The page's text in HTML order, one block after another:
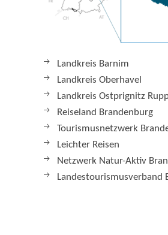
Landkreis Barnim
Landkreis Oberhavel
Landkreis Ostprignitz
Reiseland Brandenburg
Tourismusnetzwerk
Leichter Reisen
Netzwerk Natur-Aktiv
Landestourismusverband